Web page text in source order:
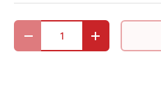
Menge verringernMenge erhöhen